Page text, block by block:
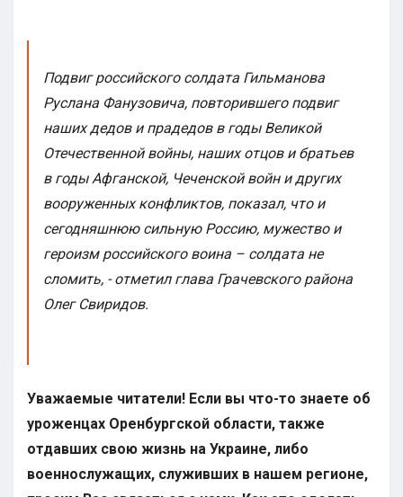
Подвиг российского солдата Гильманова
Руслана Фанузовича, повторившего подвиг
наших дедов и прадедов в годы Великой
Отечественной войны, наших отцов и братьев
в годы Афганской, Чеченской войн и других
вооруженных конфликтов, показал, что и
сегодняшнюю сильную Россию, мужество и
героизм российского воина – солдата не
сломить, - отметил глава Грачевского района
Олег Свиридов.
Уважаемые читатели! Если вы что-то знаете об
уроженцах Оренбургской области, также
отдавших свою жизнь на Украине, либо
военнослужащих, служивших в нашем регионе,